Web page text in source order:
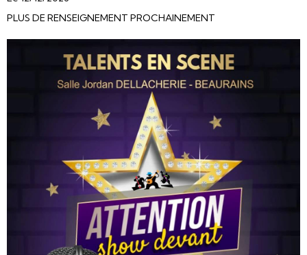
PLUS DE RENSEIGNEMENT PROCHAINEMENT